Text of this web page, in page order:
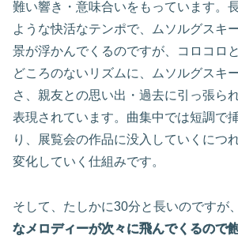
難い響き・意味合いをもっています。
ような快活なテンポで、ムソルグスキ
景が浮かんでくるのですが、コロコロ
どころのないリズムに、ムソルグスキ
さ、親友との思い出・過去に引っ張ら
表現されています。曲集中では短調で
り、展覧会の作品に没入していくにつ
変化していく仕組みです。
そして、たしかに30分と長いのですが、
なメロディーが次々に飛んでくるので